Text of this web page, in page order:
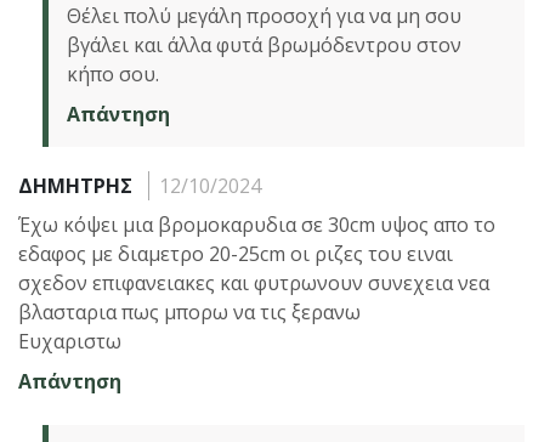
Θέλει πολύ μεγάλη προσοχή για να μη σου
βγάλει και άλλα φυτά βρωμόδεντρου στον
κήπο σου.
Απάντηση
ΔΗΜΗΤΡΗΣ
12/10/2024
Έχω κόψει μια βρομοκαρυδια σε 30cm υψος απο το
εδαφος με διαμετρο 20-25cm οι ριζες του ειναι
σχεδον επιφανειακες και φυτρωνουν συνεχεια νεα
βλασταρια πως μπορω να τις ξερανω
Ευχαριστω
Απάντηση